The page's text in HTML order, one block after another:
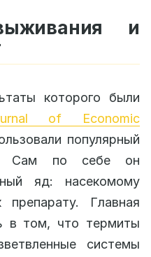
и
которого были
of Economic
популярный
Сам по себе он
яд: насекомому
Главная
в том, что термиты
системы